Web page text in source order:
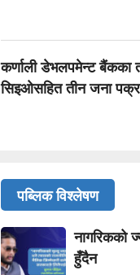
कर्णाली डेभलपमेन्ट बैंकका
सिइओसहित तीन जना
पब्लिक विश्लेषण
नागरिकको
हुँदैन